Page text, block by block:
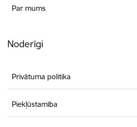
Par mums
Noderīgi
Privātuma politika
Piekļūstamība